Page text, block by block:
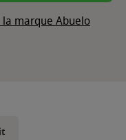
marque Abuelo